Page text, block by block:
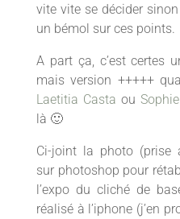
vite vite se décider
un bémol sur ces points.
A part ça, c’est certes
mais version +++++
Laetitia Casta ou Sop
là 🙂
Ci-joint la photo (prise
sur photoshop pour
l’expo du cliché de
réalisé à l’iphone (j’en